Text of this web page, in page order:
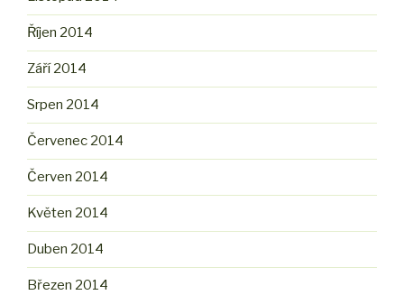
Říjen 2014
Září 2014
Srpen 2014
Červenec 2014
Červen 2014
Květen 2014
Duben 2014
Březen 2014